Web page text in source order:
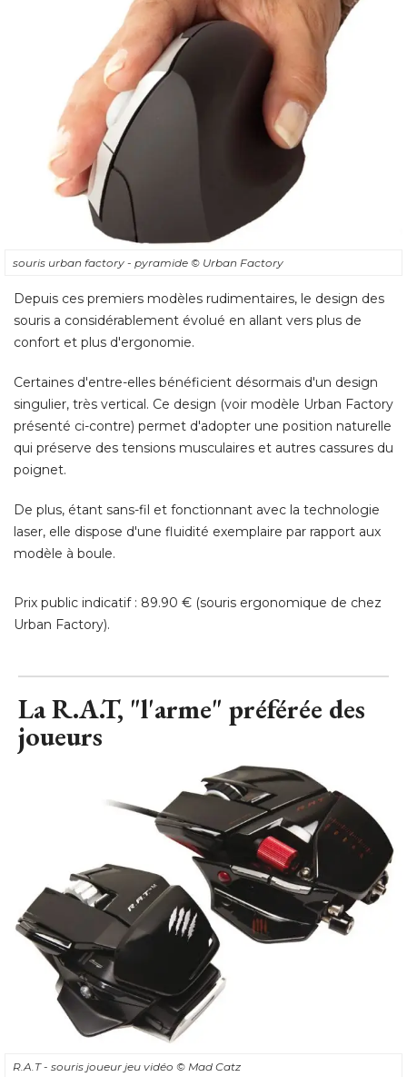
souris urban factory - pyramide © Urban Factory
Depuis ces premiers modèles rudimentaires, le design des
souris a considérablement évolué en allant vers plus de
confort et plus d'ergonomie.
Certaines d'entre-elles bénéficient désormais d'un design
singulier, très vertical. Ce design (voir modèle Urban Factory
présenté ci-contre) permet d'adopter une position naturelle
qui préserve des tensions musculaires et autres cassures du
poignet.
De plus, étant sans-fil et fonctionnant avec la technologie
laser, elle dispose d'une fluidité exemplaire par rapport aux
modèle à boule.
Prix public indicatif : 89.90 € (souris ergonomique de chez
Urban Factory).
La R.A.T, "l'arme" préférée des
joueurs
R.A.T - souris joueur jeu vidéo © Mad Catz